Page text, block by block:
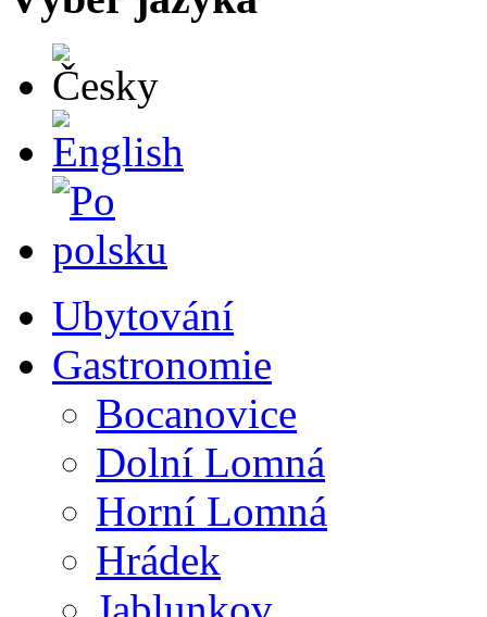
Ubytování
Gastronomie
Bocanovice
Dolní Lomná
Horní Lomná
Hrádek